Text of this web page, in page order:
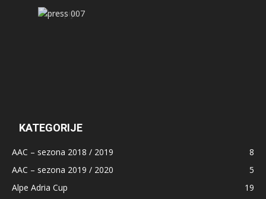
KATEGORIJE
AAC – sezona 2018 / 2019
8
AAC – sezona 2019 / 2020
5
Alpe Adria Cup
19